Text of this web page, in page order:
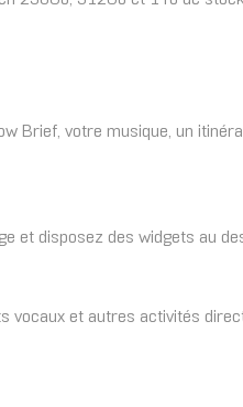
Brief, votre musique, un
et disposez des widgets au
et autres activités